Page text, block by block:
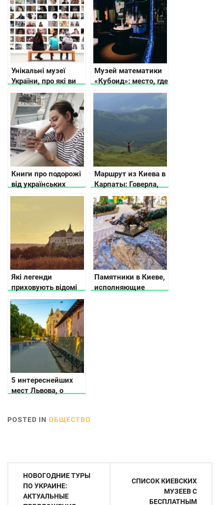
Унікальні музеї
України, про які ви
не чули
Музей математики
«Кубоид»: место, где
числа оживают
Книги про подорожі
від українських
письменників
Маршрут из Киева в
Карпаты: Говерла,
рафтинг и бассейн в
горах
Які легенди
приховують відомі
замки України
Памятники в Киеве,
исполняющие
5 интереснейших
мест Львова, о
путеводители
POSTED IN ОБЩЕСТВО
Навигация
НОВОГОДНИЕ ТУРЫ
ПО УКРАИНЕ:
АКТУАЛЬНЫЕ
СПИСОК КИЕВСКИХ
МУЗЕЕВ С
БЕСПЛАТНЫМ